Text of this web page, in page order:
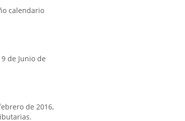
calendario
de Junio de
de 2016,